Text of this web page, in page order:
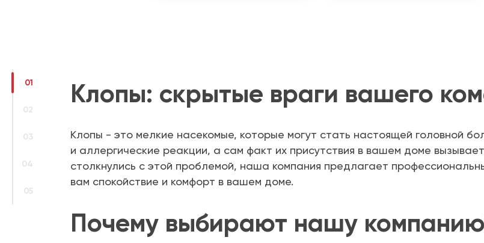
01
02
03
04
05
Клопы: скрытые враги вашего
Клопы - это мелкие насекомые, которые могут стать настоящей головной
и аллергические реакции, а сам факт их присутствия в вашем доме
столкнулись с этой проблемой, наша компания предлагает
вам спокойствие и комфорт в вашем доме.
Почему выбирают нашу